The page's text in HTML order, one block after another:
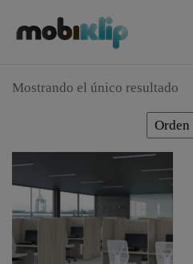
Mostrando el único resultado